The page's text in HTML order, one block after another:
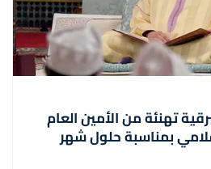
تهنئة من الأمين العام
بمناسبة حلول شهر